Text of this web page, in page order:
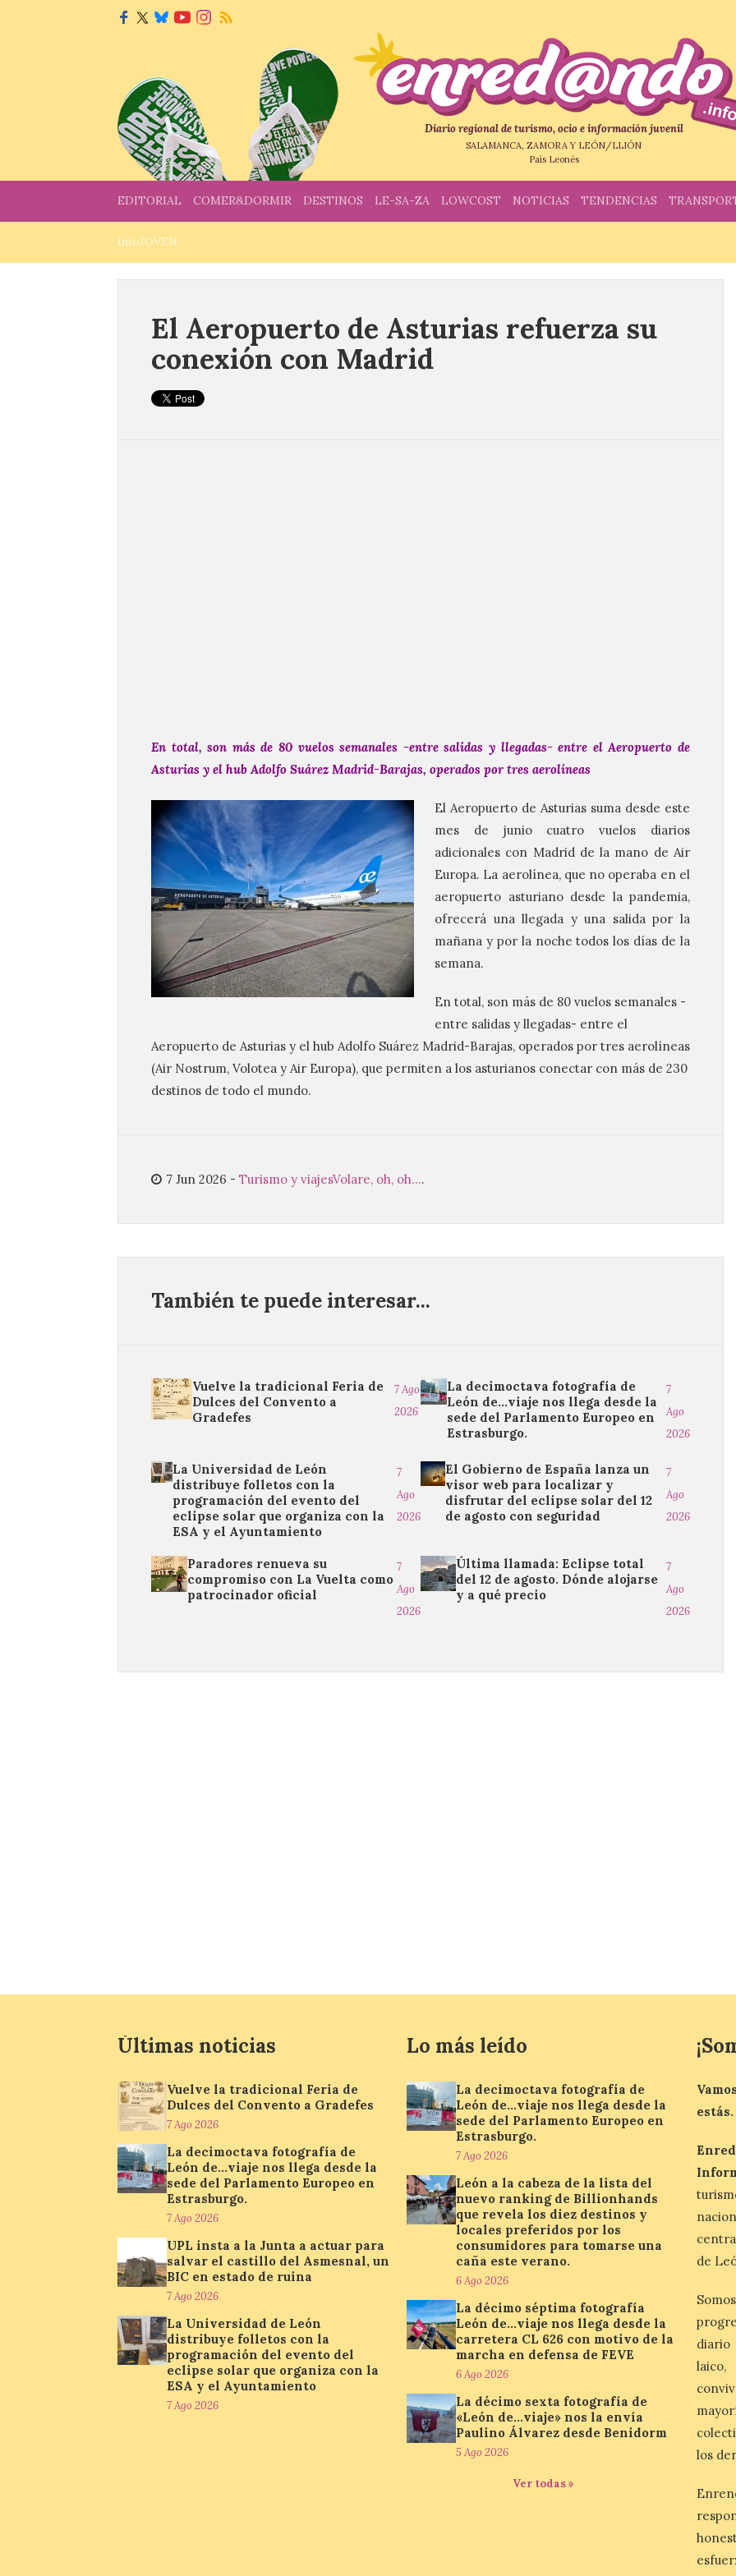
Diario regional de turismo, ocio e información juvenil
SALAMANCA, ZAMORA Y LEÓN/LLIÓN
País Leonés
EDITORIAL COMER&DORMIR DESTINOS LE-SA-ZA LOWCOST NOTICIAS TENDENCIAS
InfoJOVEN
El Aeropuerto de Asturias refuerza su
conexión con Madrid
En total, son más de 80 vuelos semanales -entre salidas y llegadas- entre el Aeropuerto de
Asturias y el hub Adolfo Suárez Madrid-Barajas, operados por tres aerolíneas
El Aeropuerto de Asturias suma desde este
mes de junio cuatro vuelos diarios
adicionales con Madrid de la mano de Air
Europa. La aerolínea, que no operaba en el
aeropuerto asturiano desde la pandemia,
ofrecerá una llegada y una salida por la
mañana y por la noche todos los días de la
semana.
En total, son más de 80 vuelos semanales -
entre salidas y llegadas- entre el
Aeropuerto de Asturias y el hub Adolfo Suárez Madrid-Barajas, operados por tres aerolíneas
(Air Nostrum, Volotea y Air Europa), que permiten a los asturianos conectar con más de 230
destinos de todo el mundo.
7 Jun 2026 - Turismo y viajesVolare, oh, oh....
También te puede interesar...
Vuelve la tradicional Feria de
Dulces del Convento a
Gradefes
7 Ago
2026
La decimoctava fotografía de
León de…viaje nos llega desde la
sede del Parlamento Europeo en
Estrasburgo.
7
Ago
2026
La Universidad de León
distribuye folletos con la
programación del evento del
eclipse solar que organiza con la
ESA y el Ayuntamiento
7
Ago
2026
El Gobierno de España lanza un
visor web para localizar y
disfrutar del eclipse solar del 12
de agosto con seguridad
7
Ago
2026
Paradores renueva su
compromiso con La Vuelta como
patrocinador oficial
7
Ago
2026
Última llamada: Eclipse total
del 12 de agosto. Dónde alojarse
y a qué precio
7
Ago
2026
Últimas noticias
Vuelve la tradicional Feria de
Dulces del Convento a Gradefes
7 Ago 2026
La decimoctava fotografía de
León de…viaje nos llega desde la
sede del Parlamento Europeo en
Estrasburgo.
7 Ago 2026
UPL insta a la Junta a actuar para
salvar el castillo del Asmesnal, un
BIC en estado de ruina
7 Ago 2026
La Universidad de León
distribuye folletos con la
programación del evento del
eclipse solar que organiza con la
ESA y el Ayuntamiento
7 Ago 2026
Lo más leído
La decimoctava fotografía de
León de…viaje nos llega desde la
sede del Parlamento Europeo en
Estrasburgo.
7 Ago 2026
León a la cabeza de la lista del
nuevo ranking de Billionhands
que revela los diez destinos y
locales preferidos por los
consumidores para tomarse una
caña este verano.
6 Ago 2026
La décimo séptima fotografía
León de…viaje nos llega desde la
carretera CL 626 con motivo de la
marcha en defensa de FEVE
6 Ago 2026
La décimo sexta fotografía de
«León de…viaje» nos la envía
Paulino Álvarez desde Benidorm
5 Ago 2026
Ver todas »
estás.
de
diario
los